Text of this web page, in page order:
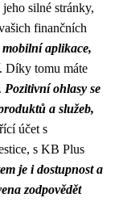
silné stránky,
finančních
mobilní aplikace,
. Díky tomu máte
Pozitivní ohlasy se
a služeb,
účet s
s KB Plus
je i dostupnost a
zodpovědět